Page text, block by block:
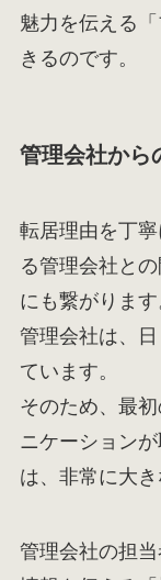
魅力を伝える
きるのです。
管理会社から
転居理由を丁
る管理会社と
にも繋がります
管理会社は、
ています。
そのため、最
ニケーション
は、非常に大
管理会社の担